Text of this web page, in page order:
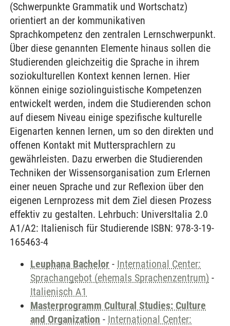
(Schwerpunkte Grammatik und Wortschatz)
orientiert an der kommunikativen
Sprachkompetenz den zentralen Lernschwerpunkt.
Über diese genannten Elemente hinaus sollen die
Studierenden gleichzeitig die Sprache in ihrem
soziokulturellen Kontext kennen lernen. Hier
können einige soziolinguistische Kompetenzen
entwickelt werden, indem die Studierenden schon
auf diesem Niveau einige spezifische kulturelle
Eigenarten kennen lernen, um so den direkten und
offenen Kontakt mit Muttersprachlern zu
gewährleisten. Dazu erwerben die Studierenden
Techniken der Wissensorganisation zum Erlernen
einer neuen Sprache und zur Reflexion über den
eigenen Lernprozess mit dem Ziel diesen Prozess
effektiv zu gestalten. Lehrbuch: UniversItalia 2.0
A1/A2: Italienisch für Studierende ISBN: 978-3-19-
165463-4
Leuphana Bachelor - International Center:
Sprachangebot (ehemals Sprachenzentrum) -
Italienisch A1
Masterprogramm Cultural Studies: Culture
and Organization - International Center: